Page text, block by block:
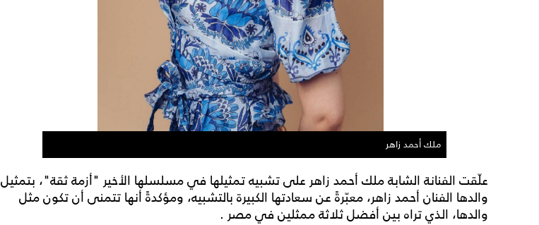
ملك أحمد زاهر
علّقت الفنانة الشابة ملك أحمد زاهر على تشبيه تمثيلها في مسلسلها الأخير "أزمة ثقة"، بتمثيل
والدها الفنان أحمد زاهر، معبّرةً عن سعادتها الكبيرة بالتشبيه، ومؤكدةً أنها تتمنى أن تكون مثل
والدها، الذي تراه بين أفضل ثلاثة ممثلين في مصر .